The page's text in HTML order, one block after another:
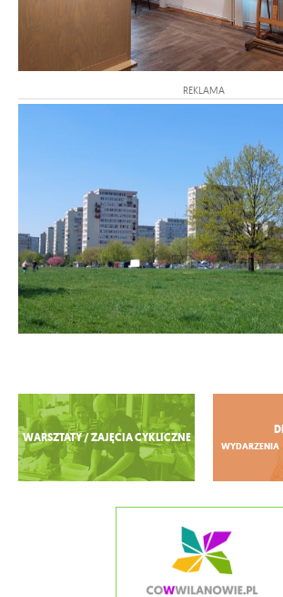
REKLAMA
Zobacz więcej
WARSZTATY / ZAJĘCIA CYKLICZNE
WYDARZENIA